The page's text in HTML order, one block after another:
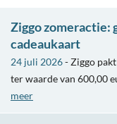
Ziggo zomeractie:
cadeaukaart
24 juli 2026- Ziggo
ter waarde van 600,00
meer